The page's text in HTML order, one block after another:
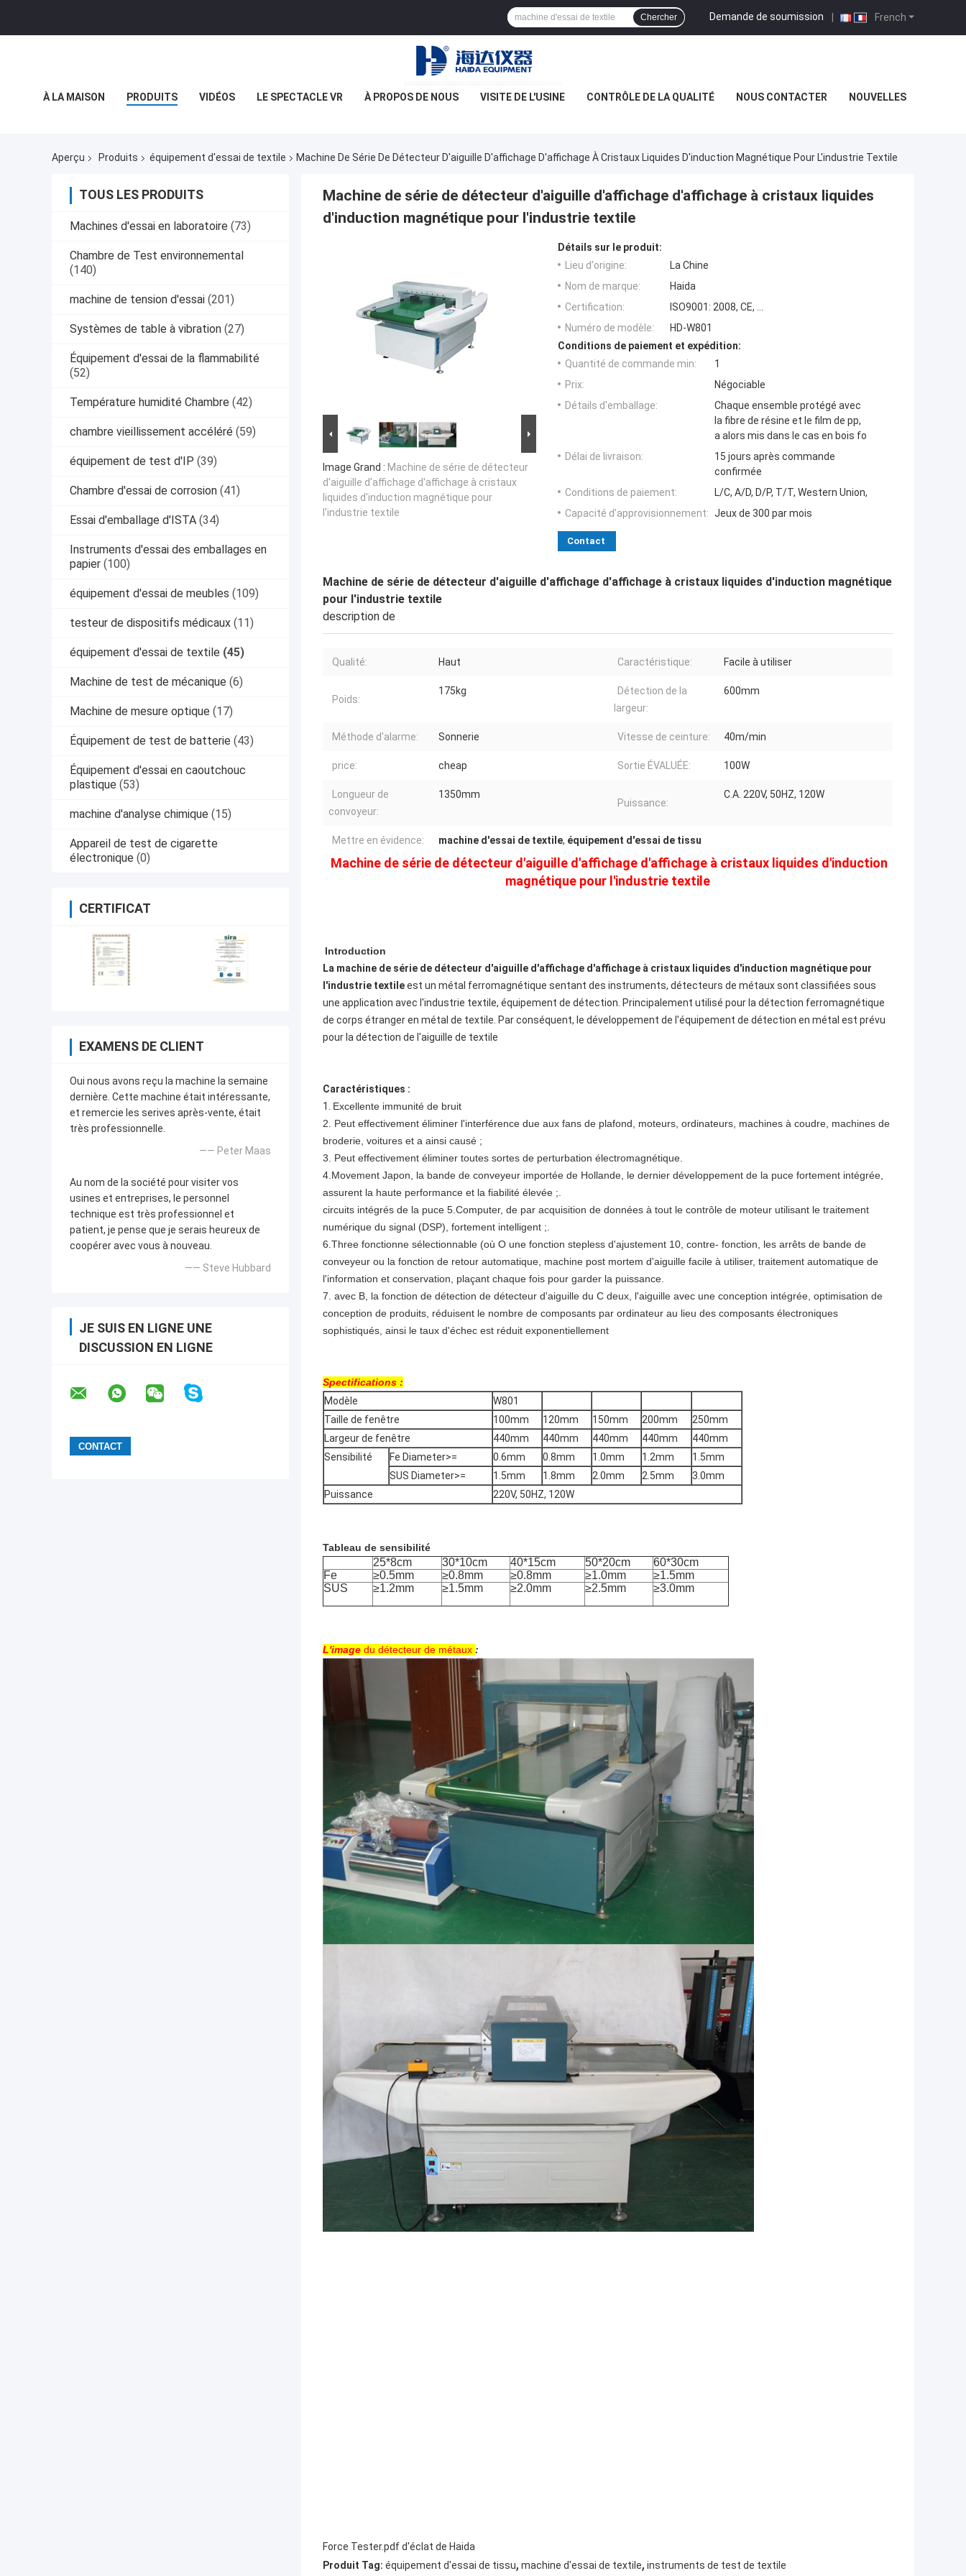
French
Demande de soumission |
Chercher
À LA MAISON PRODUITS VIDÉOS LE SPECTACLE VR À PROPOS DE NOUS VISITE DE L'USINE CONTRÔLE DE LA QUALITÉ NOUS CONTACTER NOUVELLES
Aperçu Produits équipement d'essai de textile Machine De Série De Détecteur D'aiguille D'affichage D'affichage À Cristaux Liquides D'induction Magnétique Pour L'industrie Textile
TOUS LES PRODUITS
Machines d'essai en laboratoire (73)
Chambre de Test environnemental
(140)
machine de tension d'essai (201)
Systèmes de table à vibration (27)
Équipement d'essai de la flammabilité
(52)
Température humidité Chambre (42)
chambre vieillissement accéléré (59)
équipement de test d'IP (39)
Chambre d'essai de corrosion (41)
Essai d'emballage d'ISTA (34)
Instruments d'essai des emballages en
papier (100)
équipement d'essai de meubles (109)
testeur de dispositifs médicaux (11)
équipement d'essai de textile (45)
Machine de test de mécanique (6)
Machine de mesure optique (17)
Équipement de test de batterie (43)
Équipement d'essai en caoutchouc
plastique (53)
machine d'analyse chimique (15)
Appareil de test de cigarette
électronique (0)
CERTIFICAT
EXAMENS DE CLIENT
Oui nous avons reçu la machine la semaine
dernière. Cette machine était intéressante,
et remercie les serives après-vente, était
très professionnelle.
—— Peter Maas
Au nom de la société pour visiter vos
usines et entreprises, le personnel
technique est très professionnel et
patient, je pense que je serais heureux de
coopérer avec vous à nouveau.
—— Steve Hubbard
JE SUIS EN LIGNE UNE
DISCUSSION EN LIGNE
Machine de série de détecteur d'aiguille d'affichage d'affichage à cristaux liquides
d'induction magnétique pour l'industrie textile
Image Grand : Machine de série de détecteur
d'aiguille d'affichage d'affichage à cristaux
liquides d'induction magnétique pour
l'industrie textile
Détails sur le produit:
Lieu d'origine:
La Chine
Nom de marque:
Haida
Certification:
ISO9001: 2008, CE, ...
Numéro de modèle:
HD-W801
Conditions de paiement et expédition:
Quantité de commande min:
1
Prix:
Négociable
Détails d'emballage:
Chaque ensemble protégé avec
la fibre de résine et le film de pp,
a alors mis dans le cas en bois fo
Délai de livraison:
15 jours après commande
confirmée
Conditions de paiement:
L/C, A/D, D/P, T/T, Western Union,
Capacité d'approvisionnement: Jeux de 300 par mois
Contact
Machine de série de détecteur d'aiguille d'affichage d'affichage à cristaux liquides d'induction magnétique
pour l'industrie textile
description de
Qualité: Haut Caractéristique: Facile à utiliser
Poids:
175kg
Détection de la
largeur:
600mm
Méthode d'alarme: Sonnerie Vitesse de ceinture: 40m/min
price: cheap Sortie ÉVALUÉE: 100W
Longueur de
convoyeur:
1350mm
Puissance:
C.A. 220V, 50HZ, 120W
Mettre en évidence: machine d'essai de textile, équipement d'essai de tissu
Machine de série de détecteur d'aiguille d'affichage d'affichage à cristaux liquides d'induction
magnétique pour l'industrie textile
Introduction
La machine de série de détecteur d'aiguille d'affichage d'affichage à cristaux liquides d'induction magnétique pour
l'industrie textileest un métal ferromagnétique sentant des instruments, détecteurs de métaux sont classifiées sous
une application avec l'industrie textile, équipement de détection. Principalement utilisé pour la détection ferromagnétique
de corps étranger en métal de textile. Par conséquent, le développement de l'équipement de détection en métal est prévu
pour la détection de l'aiguille de textile
Caractéristiques :
1. Excellente immunité de bruit
2. Peut effectivement éliminer l'interférence due aux fans de plafond, moteurs, ordinateurs, machines à coudre, machines de
broderie, voitures et a ainsi causé ;
3. Peut effectivement éliminer toutes sortes de perturbation électromagnétique.
4.Movement Japon, la bande de conveyeur importée de Hollande, le dernier développement de la puce fortement intégrée,
assurent la haute performance et la fiabilité élevée ;.
circuits intégrés de la puce 5.Computer, de par acquisition de données à tout le contrôle de moteur utilisant le traitement
numérique du signal (DSP), fortement intelligent ;.
6.Three fonctionne sélectionnable (où O une fonction stepless d'ajustement 10, contre- fonction, les arrêts de bande de
conveyeur ou la fonction de retour automatique, machine post mortem d'aiguille facile à utiliser, traitement automatique de
l'information et conservation, plaçant chaque fois pour garder la puissance.
7. avec B, la fonction de détection de détecteur d'aiguille du C deux, l'aiguille avec une conception intégrée, optimisation de
conception de produits, réduisent le nombre de composants par ordinateur au lieu des composants électroniques
sophistiqués, ainsi le taux d'échec est réduit exponentiellement
Spectifications :
Modèle
W801
Taille de fenêtre
100mm 120mm 150mm 200mm
250mm
Largeur de fenêtre
440mm 440mm 440mm 440mm
440mm
Sensibilité
Fe Diameter>= 0.6mm 0.8mm 1.0mm 1.2mm
1.5mm
SUS Diameter>=
1.5mm 1.8mm 2.0mm 2.5mm
3.0mm
Puissance
220V, 50HZ, 120W
Tableau de sensibilité
25*8cm 30*10cm 40*15cm 50*20cm
60*30cm
Fe
≥0.5mm ≥0.8mm ≥0.8mm ≥1.0mm ≥1.5mm
SUS
≥1.2mm ≥1.5mm ≥2.0mm ≥2.5mm ≥3.0mm
L'image du détecteur de métaux :
Force Tester.pdf d'éclat de Haida
Produit Tag: équipement d'essai de tissu, machine d'essai de textile, instruments de test de textile